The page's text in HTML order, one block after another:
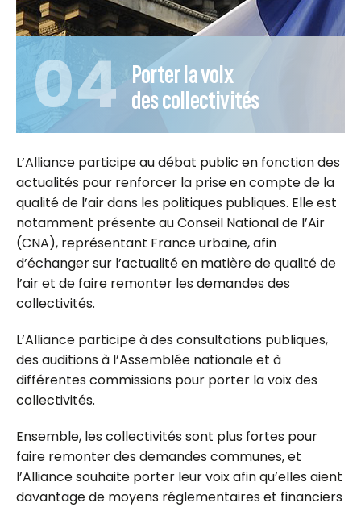
04 Porter la voix
des collectivités
L’Alliance participe au débat public en fonction des
actualités pour renforcer la prise en compte de la
qualité de l’air dans les politiques publiques. Elle est
notamment présente au Conseil National de l’Air
(CNA), représentant France urbaine, afin
d’échanger sur l’actualité en matière de qualité de
l’air et de faire remonter les demandes des
collectivités.
L’Alliance participe à des consultations publiques,
des auditions à l’Assemblée nationale et à
différentes commissions pour porter la voix des
collectivités.
Ensemble, les collectivités sont plus fortes pour
faire remonter des demandes communes, et
l’Alliance souhaite porter leur voix afin qu’elles aient
davantage de moyens réglementaires et financiers